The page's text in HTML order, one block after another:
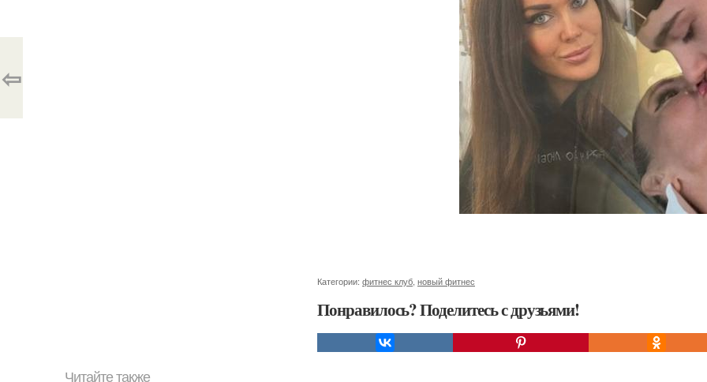
Категории: фитнес клуб новый фитнес
Понравилось? Поделитесь с друзьями!
⇦
Читайте также